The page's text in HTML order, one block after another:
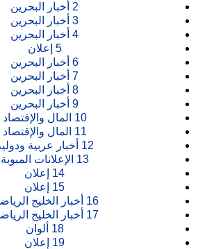
2 أخبار البحرين
3 أخبار البحرين
4 أخبار البحرين
5 إعلان
6 أخبار البحرين
7 أخبار البحرين
8 أخبار البحرين
9 أخبار البحرين
10 المال والإقتصاد
11 المال والإقتصاد
12 أخبار عربية
13 الإعلانات المبوبة
14
إعلان
15
إعلان
16 أخبار الخليج
17 أخبار الخليج
18 ألوان
19
إعلان